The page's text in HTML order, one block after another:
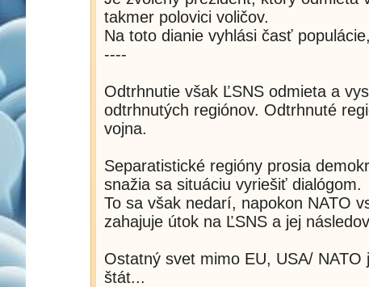
takmer polovici voličov.
Na toto dianie vyhlási časť
----
Odtrhnutie však ĽSNS odmieta a
odtrhnutých regiónov. Odtrhnuté
vojna.
Separatistické regióny prosia
snažia sa situáciu vyriešiť dialógom.
To sa však nedarí, napokon NATO
zahajuje útok na ĽSNS a jej
Ostatný svet mimo EU, USA/
štát...